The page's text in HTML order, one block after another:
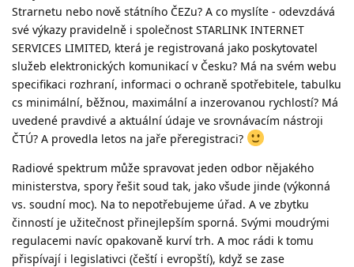
Strarnetu nebo nově státního ČEZu? A co myslíte - odevzdává
své výkazy pravidelně i společnost STARLINK INTERNET
SERVICES LIMITED, která je registrovaná jako poskytovatel
služeb elektronických komunikací v Česku? Má na svém webu
specifikaci rozhraní, informaci o ochraně spotřebitele, tabulku
cs minimální, běžnou, maximální a inzerovanou rychlostí? Má
uvedené pravdivé a aktuální údaje ve srovnávacím nástroji
ČTÚ? A provedla letos na jaře přeregistraci?
Radiové spektrum může spravovat jeden odbor nějakého
ministerstva, spory řešit soud tak, jako všude jinde (výkonná
vs. soudní moc). Na to nepotřebujeme úřad. A ve zbytku
činností je užitečnost přinejlepším sporná. Svými moudrými
regulacemi navíc opakovaně kurví trh. A moc rádi k tomu
přispívají i legislativci (čeští i evropští), když se zase